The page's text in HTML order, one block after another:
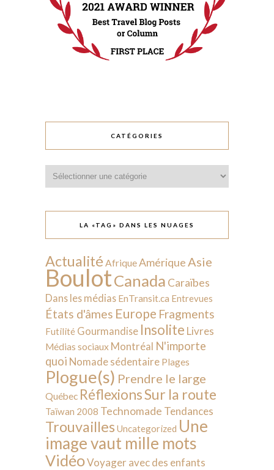
CATÉGORIES
LA «TAG» DANS LES NUAGES
Actualité AfriqueAmérique Asie
BoulotCanada Caraïbes
Dans les médias EnTransit.ca Entrevues
États d'âmes Europe Fragments
Futilité Gourmandise Insolite Livres
Médias sociaux Montréal N'importe
quoi Nomade sédentaire Plages
Plogue(s) Prendre le large
Québec RéflexionsSur la route
Taïwan 2008 Technomade Tendances
Trouvailles Uncategorized Une
image vaut mille mots
VidéoVoyager avec des enfants